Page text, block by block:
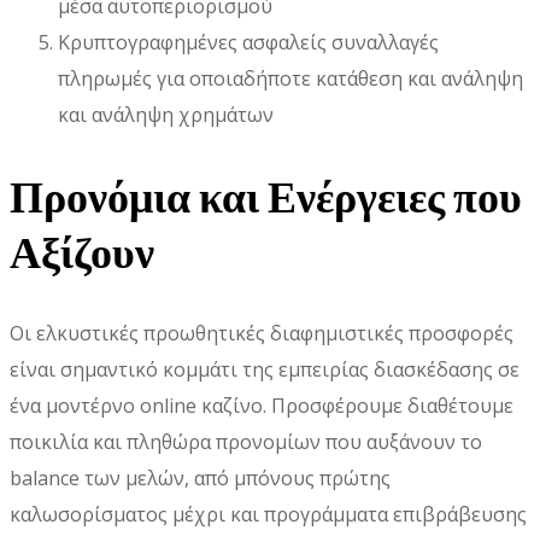
μέσα αυτοπεριορισμού
Κρυπτογραφημένες ασφαλείς συναλλαγές
πληρωμές για οποιαδήποτε κατάθεση και ανάληψη
και ανάληψη χρημάτων
Προνόμια και Ενέργειες που
Αξίζουν
Οι ελκυστικές προωθητικές διαφημιστικές προσφορές
είναι σημαντικό κομμάτι της εμπειρίας διασκέδασης σε
ένα μοντέρνο online καζίνο. Προσφέρουμε διαθέτουμε
ποικιλία και πληθώρα προνομίων που αυξάνουν το
balance των μελών, από μπόνους πρώτης
καλωσορίσματος μέχρι και προγράμματα επιβράβευσης